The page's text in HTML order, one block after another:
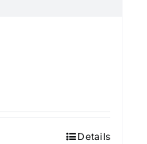
Details